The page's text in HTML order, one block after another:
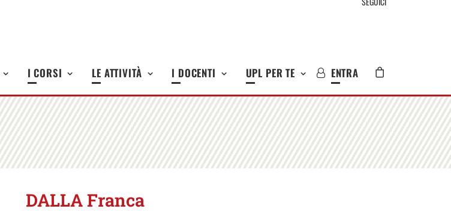
I CORSI LE ATTIVITÀ I DOCENTI UPL PER TE ENTRA
DALLA Franca